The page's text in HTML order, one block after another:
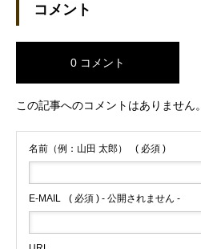
コメント
0 コメント
この記事へのコメントはありません。
名前（例：山田 太郎） ( 必須 )
E-MAIL ( 必須 ) - 公開されません -